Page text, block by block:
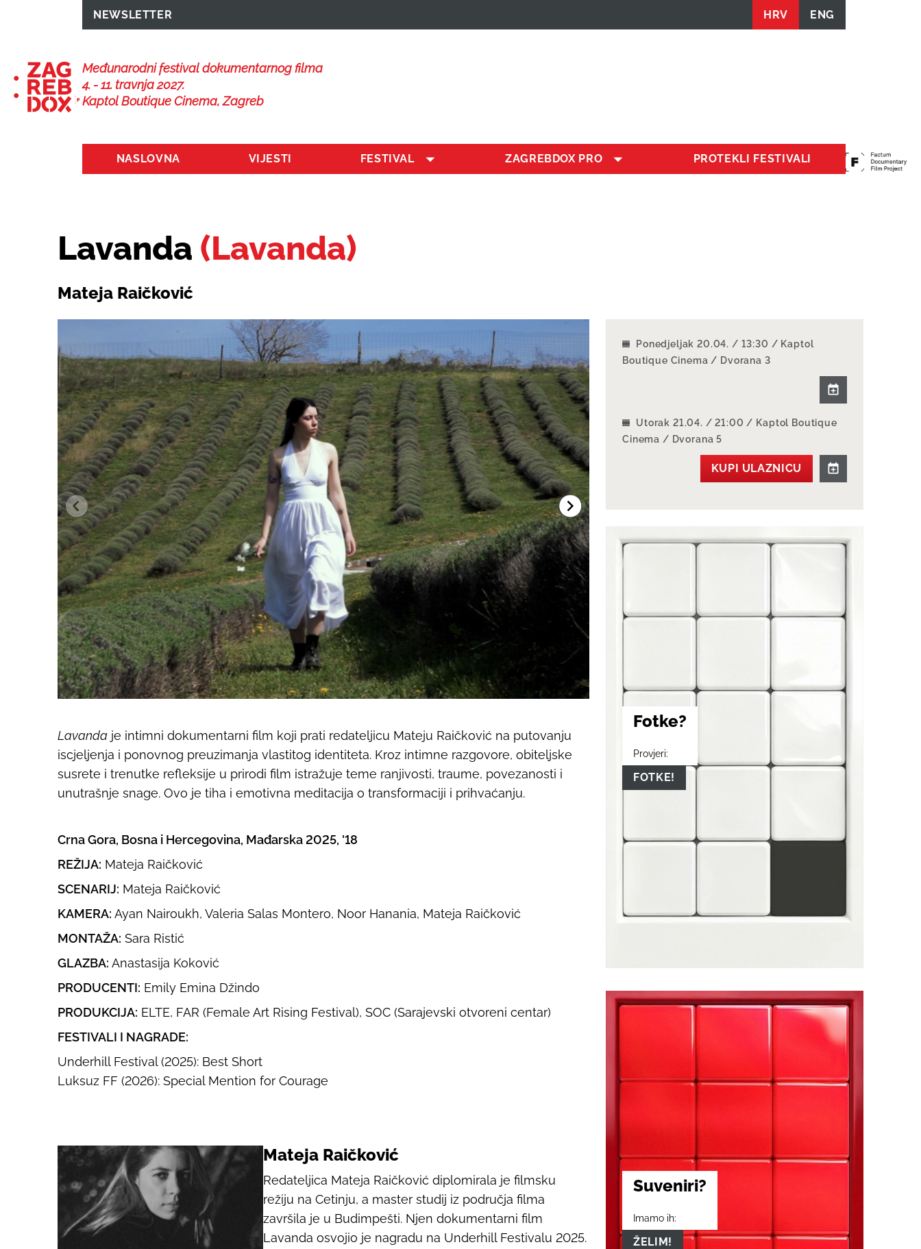
NEWSLETTER HRV ENG
Međunarodni festival dokumentarnog filma
4. - 11. travnja 2027.
Kaptol Boutique Cinema, Zagreb
NASLOVNA VIJESTI FESTIVAL ZAGREBDOX PRO PROTEKLI FESTIVALI
Lavanda (Lavanda)
Mateja Raičković
Lavanda je intimni dokumentarni film koji prati redateljicu Mateju Raičković na putovanju
iscjeljenja i ponovnog preuzimanja vlastitog identiteta. Kroz intimne razgovore, obiteljske
susrete i trenutke refleksije u prirodi film istražuje teme ranjivosti, traume, povezanosti i
unutrašnje snage. Ovo je tiha i emotivna meditacija o transformaciji i prihvaćanju.
Crna Gora, Bosna i Hercegovina, Mađarska 2025, '18
REŽIJA: Mateja Raičković
SCENARIJ: Mateja Raičković
KAMERA: Ayan Nairoukh, Valeria Salas Montero, Noor Hanania, Mateja Raičković
MONTAŽA: Sara Ristić
GLAZBA: Anastasija Koković
PRODUCENTI: Emily Emina Džindo
PRODUKCIJA: ELTE, FAR (Female Art Rising Festival), SOC (Sarajevski otvoreni centar)
FESTIVALI I NAGRADE:
Underhill Festival (2025): Best Short
Luksuz FF (2026): Special Mention for Courage
Mateja Raičković
Redateljica Mateja Raičković diplomirala je filmsku
režiju na Cetinju, a master studij iz područja filma
završila je u Budimpešti. Njen dokumentarni film
Lavanda osvojio je nagradu na Underhill Festivalu 2025.
Ponedjeljak 20.04. / 13:30 / Kaptol
Boutique Cinema / Dvorana 3
Utorak 21.04. / 21:00 / Kaptol Boutique
Cinema / Dvorana 5
KUPI ULAZNICU
Fotke?
Provjeri:
FOTKE!
Suveniri?
Imamo ih:
ŽELIM!